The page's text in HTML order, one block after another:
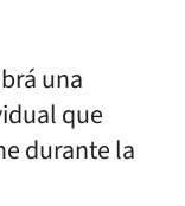
una
que
durante la